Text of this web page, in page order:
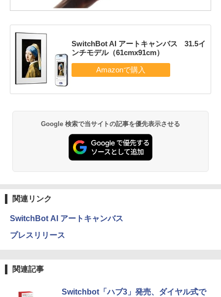
SwitchBot AI アートキャンバス 31.5イ
ンチモデル（61cmx91cm）
Google 検索で当サイトの記事を優先表示させる
関連リンク
SwitchBot AI アートキャンバス
プレスリリース
関連記事
Switchbot「ハブ3」発売、ダイヤル式で